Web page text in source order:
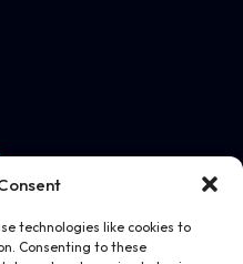
technologies like cookies to
Consenting to these